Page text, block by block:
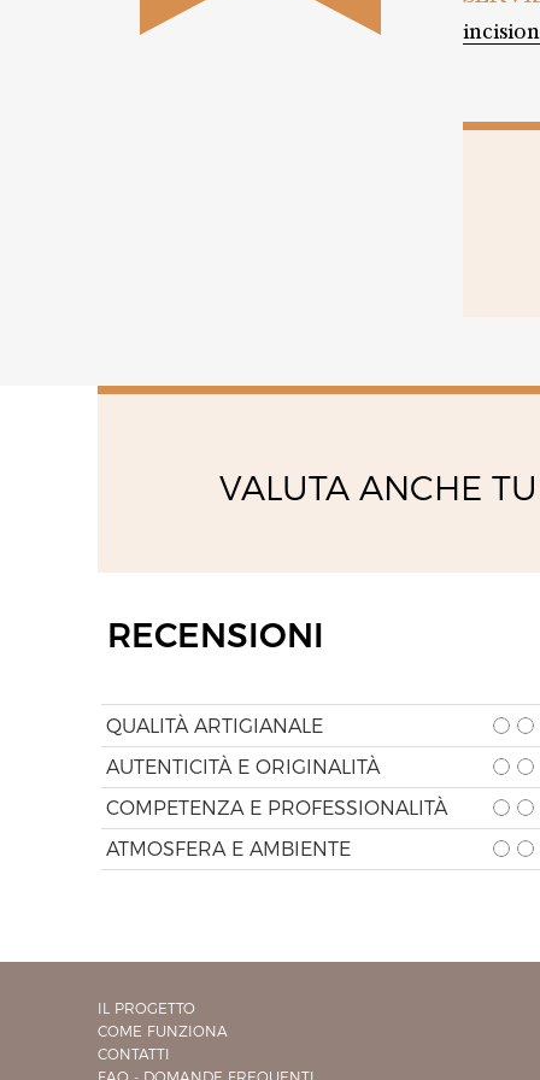
VALUTA ANCHE
RECENSIONI
QUALITÀ ARTIGIANALE
AUTENTICITÀ E ORIGINALITÀ
COMPETENZA E PROFESSIONALITÀ
ATMOSFERA E AMBIENTE
IL PROGETTO
COME FUNZIONA
CONTATTI